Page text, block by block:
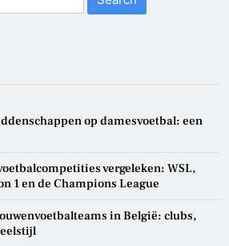
op damesvoetbal: een
vergeleken: WSL,
1 en de Champions League
in België: clubs,